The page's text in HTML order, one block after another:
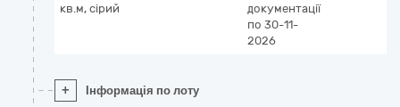
кв.м, сірий
документації
по 30-11-
2026
+ Інформація по лоту